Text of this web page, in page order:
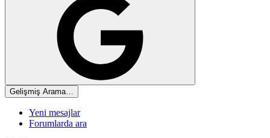
Gelişmiş Arama…
Yeni mesajlar
Forumlarda ara